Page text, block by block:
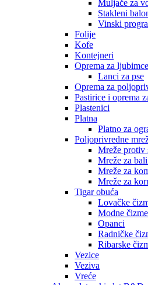
Muljače za
Stakleni
Vinski
Folije
Kofe
Kontejneri
Oprema za ljubimce
Lanci za pse
Oprema za
Pastirice i oprema
Plastenici
Platna
Platno za
Poljoprivredne
Mreže protiv
Mreže za
Mreže za
Mreže za
Tigar obuća
Lovačke
Modne čizme
Opanci
Radničke
Ribarske
Vezice
Veziva
Vreće